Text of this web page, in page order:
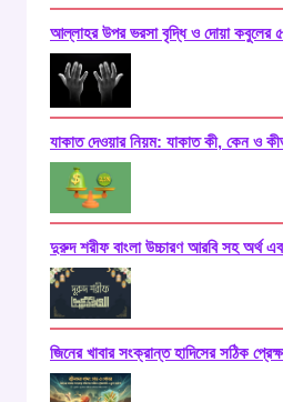
আল্লাহর উপর ভরসা বৃদ্ধি ও দোয়া কবুলের
যাকাত দেওয়ার নিয়ম: যাকাত কী, কেন ও
দুরুদ শরীফ বাংলা উচ্চারণ আরবি সহ অর্থ
জিনের খাবার সংক্রান্ত হাদিসের সঠিক